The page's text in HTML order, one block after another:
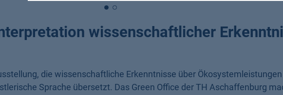
Sprache übersetzt. Das Green Office der TH Aschaffenburg
Öffentlichkeit zugänglich und möchte zur Diskussion über die